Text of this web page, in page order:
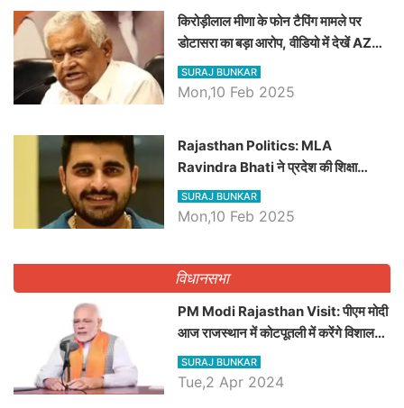
किरोड़ीलाल मीणा के फोन टैपिंग मामले पर
डोटासरा का बड़ा आरोप, वीडियो में देखें AZ
बड़ी खबरें
SURAJ BUNKAR
Mon,10 Feb 2025
Rajasthan Politics: MLA
Ravindra Bhati ने प्रदेश की शिक्षा
व्यवस्था पर उठाए सवाल, Madan
Dilawar पर हमला करते हुए गिनवाये खाली
SURAJ BUNKAR
Mon,10 Feb 2025
विधानसभा
PM Modi Rajasthan Visit: पीएम मोदी
आज राजस्थान में कोटपूतली में करेंगे विशाल
रैली, एक सभा से 8 सीटों पर साधेगें निशाना
SURAJ BUNKAR
Tue,2 Apr 2024